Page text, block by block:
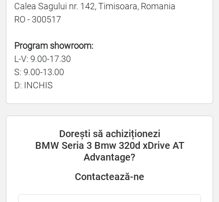
Calea Sagului nr. 142, Timisoara, Romania
RO - 300517
Program showroom:
L-V: 9.00-17.30
S: 9.00-13.00
D: INCHIS
Dorești să achiziționezi
BMW Seria 3 Bmw 320d xDrive AT
Advantage?
Contactează-ne